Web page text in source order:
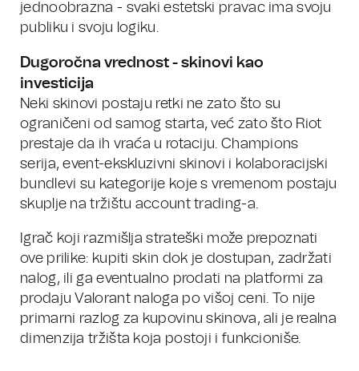
jednoobrazna - svaki estetski pravac ima svoju
publiku i svoju logiku.
Dugoročna vrednost - skinovi kao
investicija
Neki skinovi postaju retki ne zato što su
ograničeni od samog starta, već zato što Riot
prestaje da ih vraća u rotaciju. Champions
serija, event-ekskluzivni skinovi i kolaboracijski
bundlevi su kategorije koje s vremenom postaju
skuplje na tržištu account trading-a.
Igrač koji razmišlja strateški može prepoznati
ove prilike: kupiti skin dok je dostupan, zadržati
nalog, ili ga eventualno prodati na platformi za
prodaju Valorant naloga po višoj ceni. To nije
primarni razlog za kupovinu skinova, ali je realna
dimenzija tržišta koja postoji i funkcioniše.